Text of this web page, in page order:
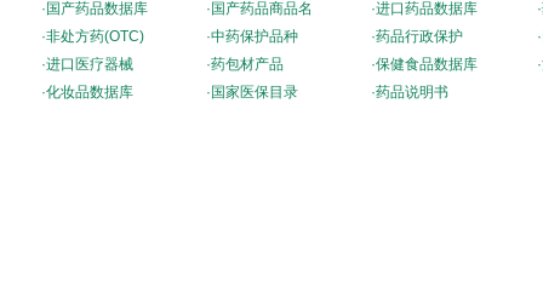
· 国产药品数据库 · 国产药品商品名 ·进口药品数据库 ·
·非处方药(OTC) ·中药保护品种 ·药品行政保护 ·
·进口医疗器械 ·药包材产品 ·保健食品数据库 ·
·化妆品数据库 · 国家医保目录 ·药品说明书